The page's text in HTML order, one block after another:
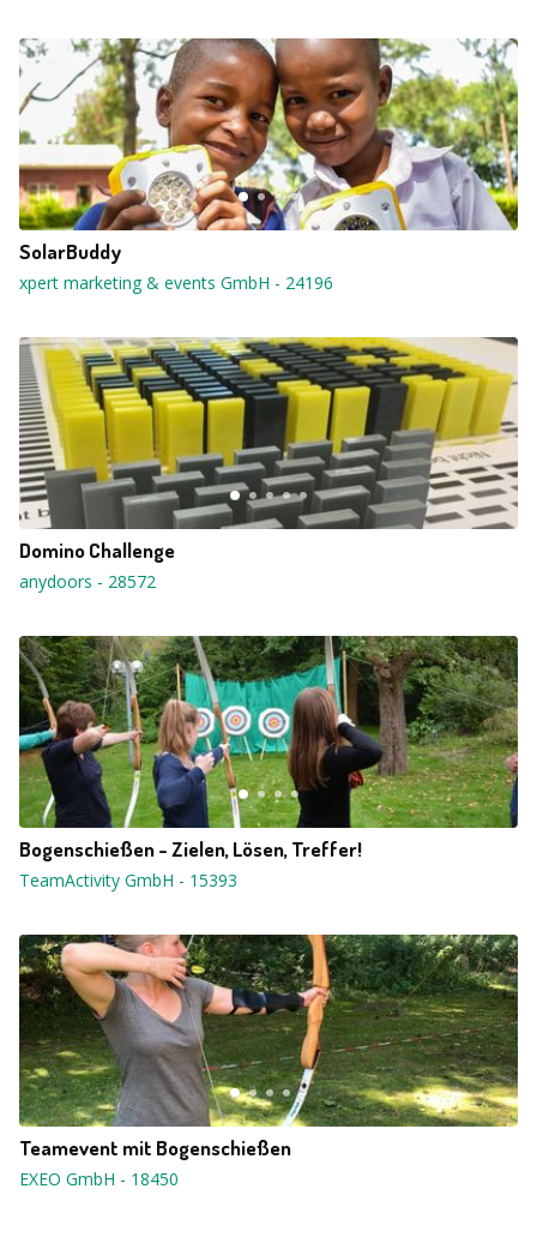
SolarBuddy
xpert marketing & events GmbH - 24196
Domino Challenge
anydoors - 28572
Bogenschießen - Zielen, Lösen, Treffer!
TeamActivity GmbH - 15393
Teamevent mit Bogenschießen
EXEO GmbH - 18450